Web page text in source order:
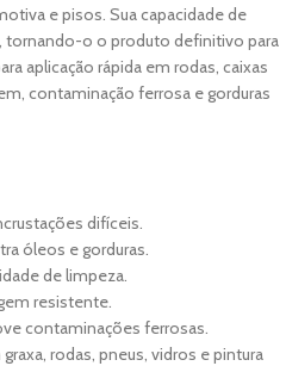
e pisos. Sua capacidade de
tornando-o o produto definitivo para
aplicação rápida em rodas, caixas
contaminação ferrosa e gorduras
difíceis.
óleos e gorduras.
de limpeza.
resistente.
contaminações ferrosas.
rodas, pneus, vidros e pintura